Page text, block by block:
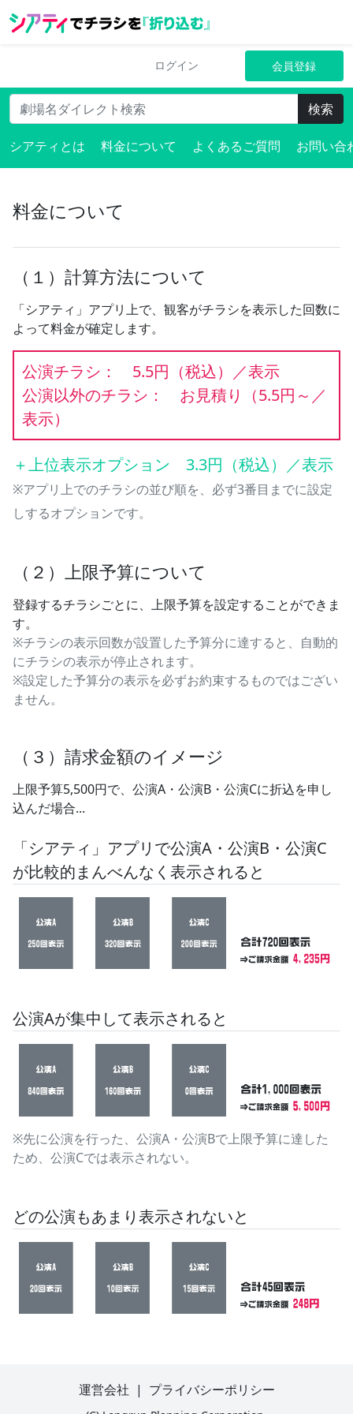
ログイン 会員登録
検索
シアティとは 料金について よくあるご質問 お問い合
料金について
（１）計算方法について
「シアティ」アプリ上で、観客がチラシを表示した回数に
よって料金が確定します。
公演チラシ： 5.5円（税込）／表示
公演以外のチラシ： お見積り（5.5円～／
表示）
＋上位表示オプション 3.3円（税込）／表示
※アプリ上でのチラシの並び順を、必ず3番目までに設定
しするオプションです。
（２）上限予算について
登録するチラシごとに、上限予算を設定することができま
す。
※チラシの表示回数が設置した予算分に達すると、自動的
にチラシの表示が停止されます。
※設定した予算分の表示を必ずお約束するものではござい
ません。
（３）請求金額のイメージ
上限予算5,500円で、公演A・公演B・公演Cに折込を申し
込んだ場合...
「シアティ」アプリで公演A・公演B・公演C
が比較的まんべんなく表示されると
公演Aが集中して表示されると
※先に公演を行った、公演A・公演Bで上限予算に達した
ため、公演Cでは表示されない。
どの公演もあまり表示されないと
運営会社 | プライバシーポリシー